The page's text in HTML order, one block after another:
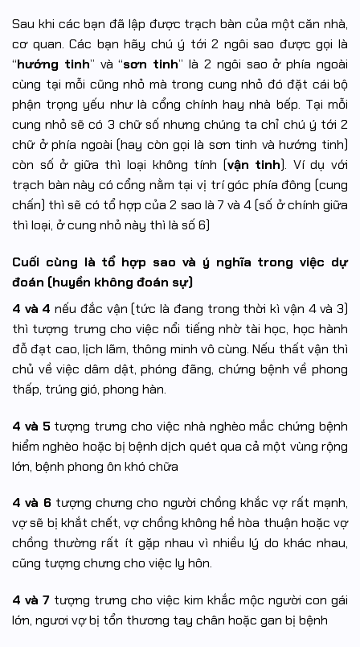
Sau khi các bạn đã lập được trạch bàn của một căn nhà,
cơ quan. Các bạn hãy chú ý tới 2 ngôi sao được gọi là
“hướng tinh” và “sơn tinh” là 2 ngôi sao ở phía ngoài
cùng tại mỗi cũng nhỏ mà trong cung nhỏ đó đặt cái bộ
phận trọng yếu như là cổng chính hay nhà bếp. Tại mỗi
cung nhỏ sẽ có 3 chữ số nhưng chúng ta chỉ chú ý tới 2
chữ ở phía ngoài (hay còn gọi là sơn tinh và hướng tinh)
còn số ở giữa thì loại không tính (vận tinh). Ví dụ với
trạch bàn này có cổng nằm tại vị trí góc phía đông (cung
chấn) thì sẽ có tổ hợp của 2 sao là 7 và 4 (số ở chính giữa
thì loại, ở cung nhỏ này thì là số 6)
Cuối cùng là tổ hợp sao và ý nghĩa trong việc dự
đoán (huyền không đoán sự)
4 và 4 nếu đắc vận (tức là đang trong thời kì vận 4 và 3)
thì tượng trưng cho việc nổi tiếng nhờ tài học, học hành
đỗ đạt cao, lịch lãm, thông minh vô cùng. Nếu thất vận thì
chủ về việc dâm dật, phóng đãng, chứng bệnh về phong
thấp, trúng gió, phong hàn.
4 và 5 tượng trưng cho việc nhà nghèo mắc chứng bệnh
hiểm nghèo hoặc bị bệnh dịch quét qua cả một vùng rộng
lớn, bệnh phong ôn khó chữa
4 và 6tượng chưng cho người chồng khắc vợ rất mạnh,
vợ sẽ bị khắt chết, vợ chồng không hề hòa thuận hoặc vợ
chồng thường rất ít gặp nhau vì nhiều lý do khác nhau,
cũng tượng chưng cho việc ly hôn.
4 và 7 tượng trưng cho việc kim khắc mộc người con gái
lớn, ngươi vợ bị tổn thương tay chân hoặc gan bị bệnh